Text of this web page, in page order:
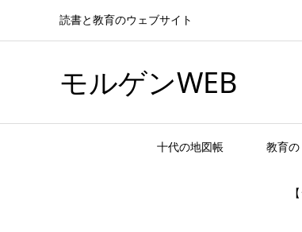
読書と教育のウェブサイト
モルゲンWEB
十代の地図帳 教育の